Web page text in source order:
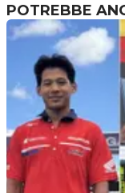
POTREBBE